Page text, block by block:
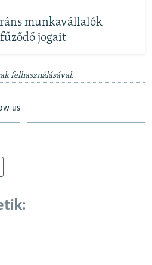
munkavállalók
jogait
felhasználásával.
us